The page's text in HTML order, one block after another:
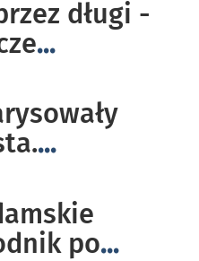
długi -
...
...
po...